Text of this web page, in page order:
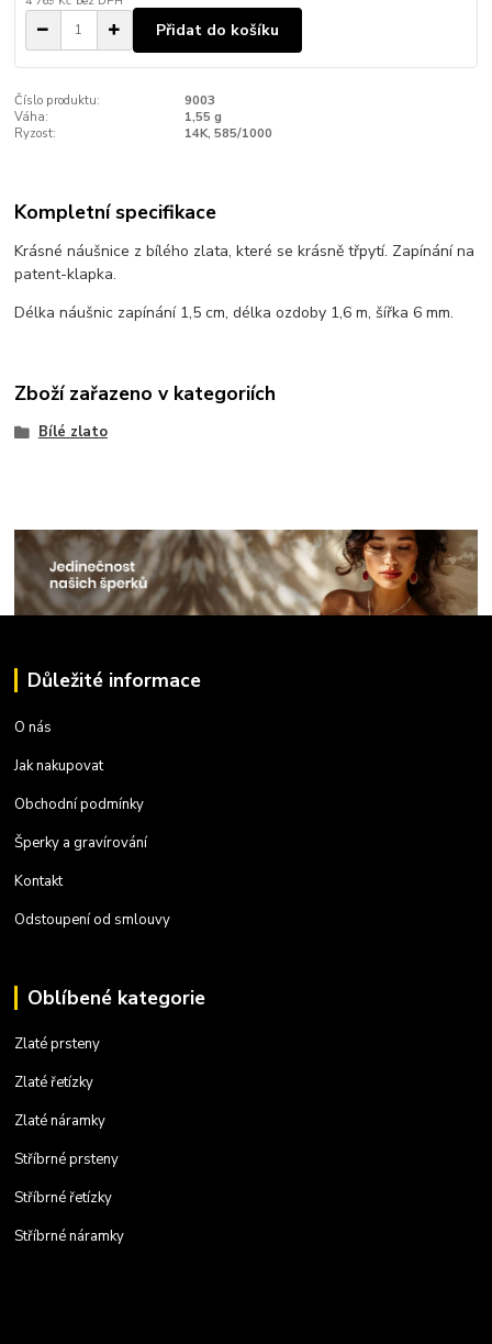
Přidat do košíku
Číslo produktu:
9003
Váha:
1,55 g
Ryzost:
14K, 585/1000
Kompletní specifikace
Krásné náušnice z bílého zlata, které se krásně třpytí. Zapínání na
patent-klapka.
Délka náušnic zapínání 1,5 cm, délka ozdoby 1,6 m, šířka 6 mm.
Zboží zařazeno v kategoriích
Bílé zlato
Důležité informace
O nás
Jak nakupovat
Obchodní podmínky
Šperky a gravírování
Kontakt
Odstoupení od smlouvy
Oblíbené kategorie
Zlaté prsteny
Zlaté řetízky
Zlaté náramky
Stříbrné prsteny
Stříbrné řetízky
Stříbrné náramky